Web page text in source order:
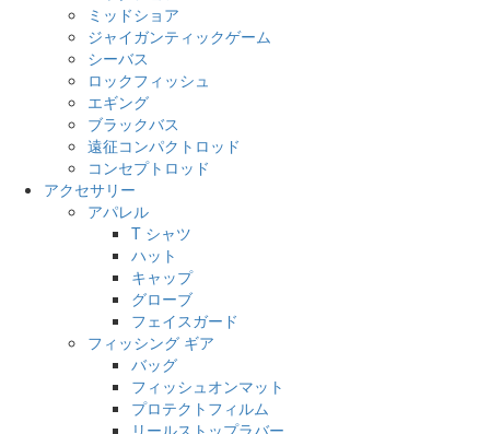
ミッドショア
ジャイガンティックゲーム
シーバス
ロックフィッシュ
エギング
ブラックバス
遠征コンパクトロッド
コンセプトロッド
アクセサリー
アパレル
T シャツ
ハット
キャップ
グローブ
フェイスガード
フィッシング ギア
バッグ
フィッシュオンマット
プロテクトフィルム
リールストップラバー